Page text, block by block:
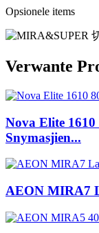
Opsionele items
Verwante
Nova Elite
Snymasjien...
AEON MIRA7